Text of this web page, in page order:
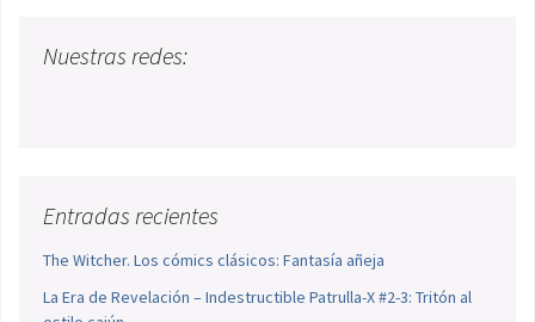
Nuestras redes:
Entradas recientes
The Witcher. Los cómics clásicos: Fantasía añeja
La Era de Revelación – Indestructible Patrulla-X #2-3: Tritón al